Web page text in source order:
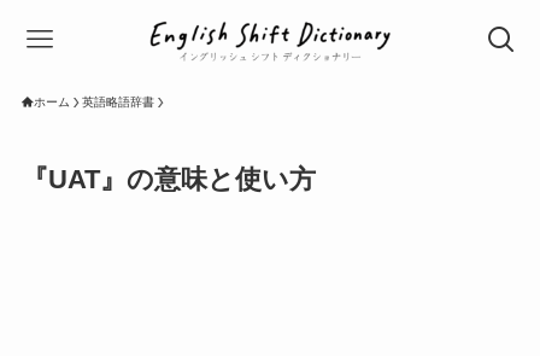
ホーム 英語略語辞書
『UAT』の意味と使い方